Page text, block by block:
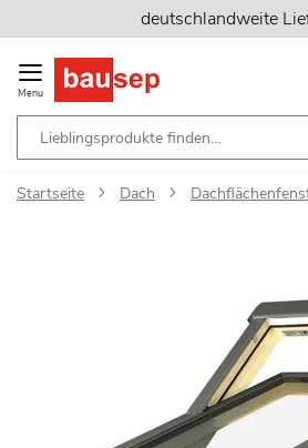
Inhalt
springen
deutschlandweite
Menu
Startseite Dach